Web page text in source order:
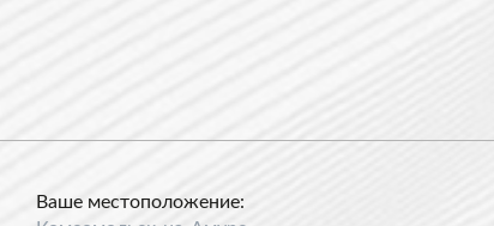
Ваше местоположение: